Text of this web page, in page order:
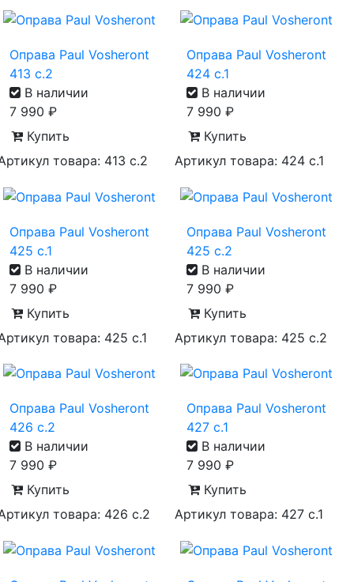
Оправа Paul Vosheront
413 с.2
В наличии
7 990 ₽
Купить
товара: 413 с.2
Оправа Paul Vosheront
424 с.1
В наличии
7 990 ₽
Купить
Артикул товара: 424 с.1
Оправа Paul Vosheront
425 с.1
В наличии
7 990 ₽
Купить
товара: 425 с.1
Оправа Paul Vosheront
425 с.2
В наличии
7 990 ₽
Купить
Артикул товара: 425 с.2
Оправа Paul Vosheront
426 с.2
В наличии
7 990 ₽
Купить
товара: 426 с.2
Оправа Paul Vosheront
427 с.1
В наличии
7 990 ₽
Купить
Артикул товара: 427 с.1